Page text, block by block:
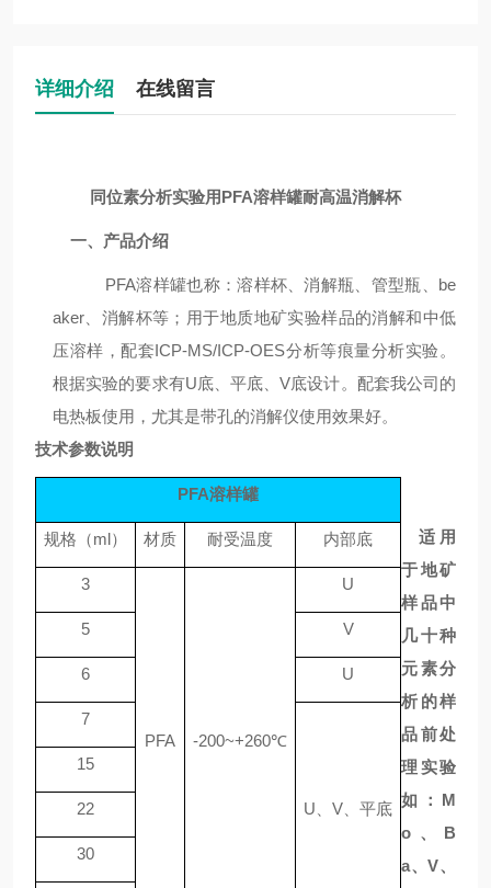
详细介绍 在线留言
同位素分析实验用PFA溶样罐耐高温消解杯
一、产品介绍
PFA溶样罐也称：溶样杯、消解瓶、管型瓶、 be
aker 、消解杯等；用于地质地矿实验样品的消解和中低
压溶样，配套ICP-MS/ICP-OES分析等痕量分析实验。
根据实验的要求有U底、平底、V底设计。 配套我公司的
电热板使用，尤其是带孔的消解仪使用效果好。
技术参数说明
PFA溶样罐
规格（ml） 材质 耐受温度 内部底
3
PFA -200~+260℃
U
5 V
6 U
7
U、V、平底
15
22
30
适用
于地矿
样品中
几十种
元素分
析的样
品前处
理实验
如： M
o、B
a、V、